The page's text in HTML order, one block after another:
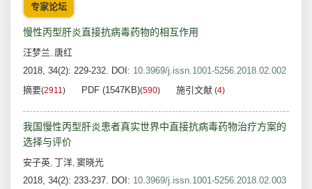
专家论坛
慢性丙型肝炎直接抗病毒药物的相互作用
汪梦兰, 唐红
2018, 34(2): 229-232. DOI: 10.3969/j.issn.1001-5256.2018.02.002
摘要(2911) PDF (1547KB)(590) 施引文献 (4)
我国慢性丙型肝炎患者真实世界中直接抗病毒药物治疗方案的
选择与评价
安子英, 丁洋, 窦晓光
2018, 34(2): 233-237. DOI: 10.3969/j.issn.1001-5256.2018.02.003